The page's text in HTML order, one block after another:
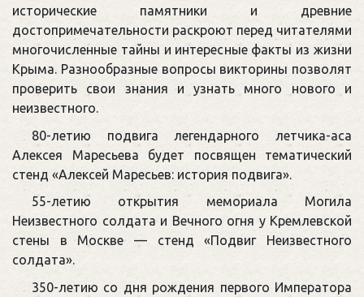
исторические памятники и древние
достопримечательности раскроют перед читателями
многочисленные тайны и интересные факты из жизни
Крыма. Разнообразные вопросы викторины позволят
проверить свои знания и узнать много нового и
неизвестного.
80-летию подвига легендарного летчика-аса
Алексея Маресьева будет посвящен тематический
стенд «Алексей Маресьев: история подвига».
55-летию открытия мемориала Могила
Неизвестного солдата и Вечного огня у Кремлевской
стены в Москве — стенд «Подвиг Неизвестного
солдата».
350-летию со дня рождения первого Императора